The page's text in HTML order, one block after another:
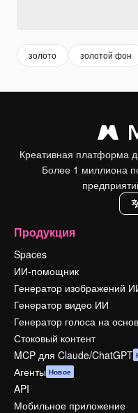
золото золотой фон
Креативная платформа
Более 1 миллиона
Продукция
Spaces
ИИ-помощник
Генератор изображений
Генератор видео ИИ
Генератор голоса на
Стоковый контент
MCP для Claude/ChatGPT
Агенты Новое
API
Мобильное приложение